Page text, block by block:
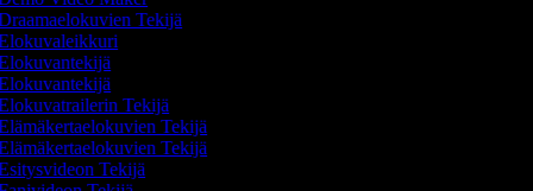
Tekijä
Tekijä
Tekijä
Tekijä
Tekijä